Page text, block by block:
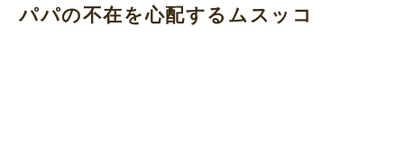
パパの不在を心配するムスッコ